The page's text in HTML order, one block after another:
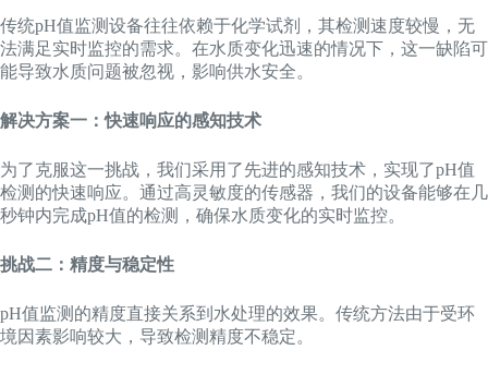
传统pH值监测设备往往依赖于化学试剂，其检测速度较慢，无
法满足实时监控的需求。在水质变化迅速的情况下，这一缺陷可
能导致水质问题被忽视，影响供水安全。
解决方案一：快速响应的感知技术
为了克服这一挑战，我们采用了先进的感知技术，实现了pH值
检测的快速响应。通过高灵敏度的传感器，我们的设备能够在几
秒钟内完成pH值的检测，确保水质变化的实时监控。
挑战二：精度与稳定性
pH值监测的精度直接关系到水处理的效果。传统方法由于受环
境因素影响较大，导致检测精度不稳定。